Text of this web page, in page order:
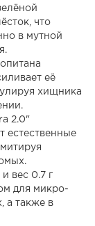
что
в мутной
её
хищника
2.0"
естественные
вес 0.7 г
для микро-
а также в